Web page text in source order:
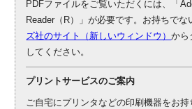
PDFファイルをご覧いただくには、「
Reader（R）」が必要です。お持ちでな
ズ社のサイト（新しいウィンドウ）から
してください。
プリントサービスのご案内
ご自宅にプリンタなどの印刷機器をお持